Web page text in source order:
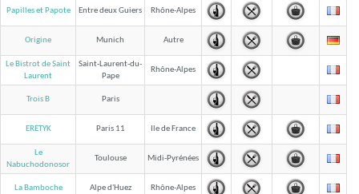
Papilles et Papote Entre deux Guiers Rhône-Alpes
Origine Munich Autre
Le Bistrot de Saint
Laurent
Saint-Laurent-du-
Pape
Rhône-Alpes
Trois B Paris
ERETYK Paris 11 Ile de France
Le
Nabuchodonosor
Toulouse Midi-Pyrénées
La Bamboche Alpe d'Huez Rhône-Alpes